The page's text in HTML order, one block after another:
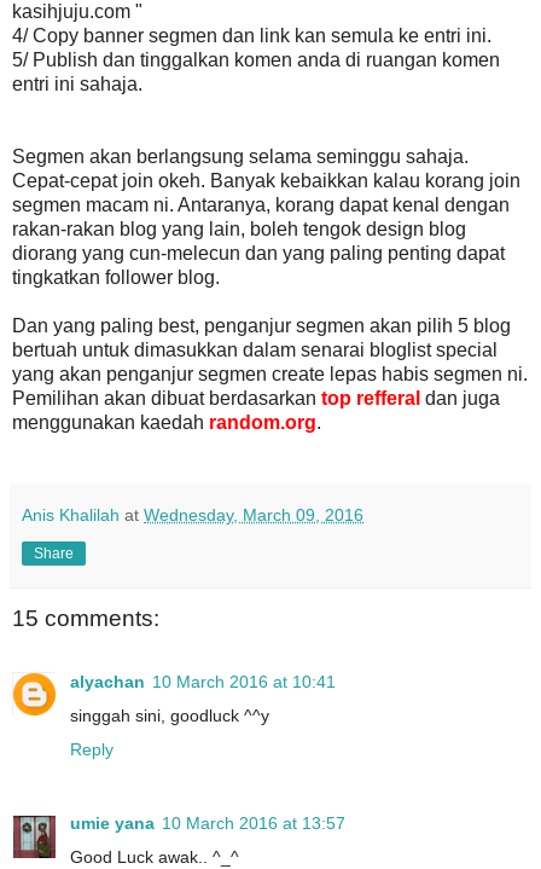
kasihjuju.com "
4/ Copy banner segmen dan link kan semula ke entri ini.
5/ Publish dan tinggalkan komen anda di ruangan komen
entri ini sahaja.
Segmen akan berlangsung selama seminggu sahaja.
Cepat-cepat join okeh. Banyak kebaikkan kalau korang join
segmen macam ni. Antaranya, korang dapat kenal dengan
rakan-rakan blog yang lain, boleh tengok design blog
diorang yang cun-melecun dan yang paling penting dapat
tingkatkan follower blog.
Dan yang paling best, penganjur segmen akan pilih 5 blog
bertuah untuk dimasukkan dalam senarai bloglist special
yang akan penganjur segmen create lepas habis segmen ni.
Pemilihan akan dibuat berdasarkan top refferal dan juga
menggunakan kaedah random.org.
Anis Khalilah at Wednesday, March 09, 2016
Share
15 comments:
alyachan 10 March 2016 at 10:41
singgah sini, goodluck ^^y
Reply
umie yana 10 March 2016 at 13:57
Good Luck awak.. ^_^